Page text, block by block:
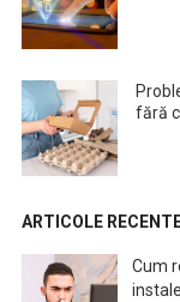
fără
ARTICOLE
Cum